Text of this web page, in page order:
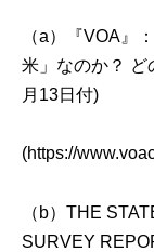
（a）
『VOA』
米」なのか？ ど
月13日付)
(https://
（b）THE
SURVEY